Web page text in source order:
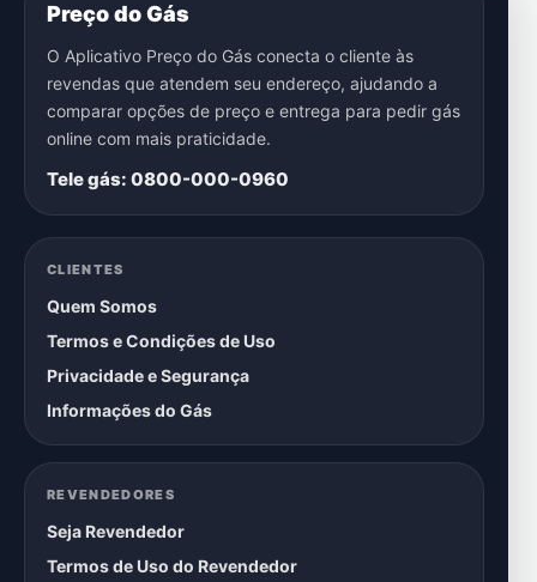
Preço do Gás
O Aplicativo Preço do Gás conecta o cliente às
revendas que atendem seu endereço, ajudando a
comparar opções de preço e entrega para pedir gás
online com mais praticidade.
Tele gás: 0800-000-0960
CLIENTES
Quem Somos
Termos e Condições de Uso
Privacidade e Segurança
Informações do Gás
REVENDEDORES
Seja Revendedor
Termos de Uso do Revendedor